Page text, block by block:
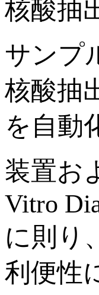
核酸抽
サンプ
核酸抽
を自動
装置お
Vitro
に則り
利便性